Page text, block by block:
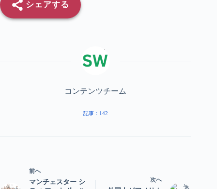
シェアする
コンテンツチーム
記事：142
前へ
マンチェスター シ
次へ